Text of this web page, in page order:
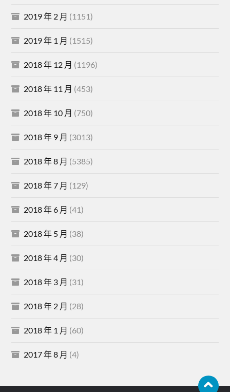
2019 年 2 月 (1151)
2019 年 1 月 (1515)
2018 年 12 月 (1196)
2018 年 11 月 (453)
2018 年 10 月 (750)
2018 年 9 月 (3013)
2018 年 8 月 (5385)
2018 年 7 月 (129)
2018 年 6 月 (41)
2018 年 5 月 (38)
2018 年 4 月 (30)
2018 年 3 月 (31)
2018 年 2 月 (28)
2018 年 1 月 (60)
2017 年 8 月 (4)